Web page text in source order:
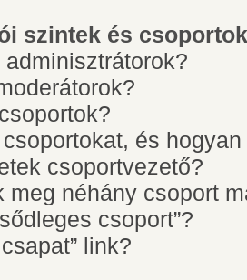
szintek és csoportok
és
csoportvezető?
meg néhány csoport
csoport”?
link?